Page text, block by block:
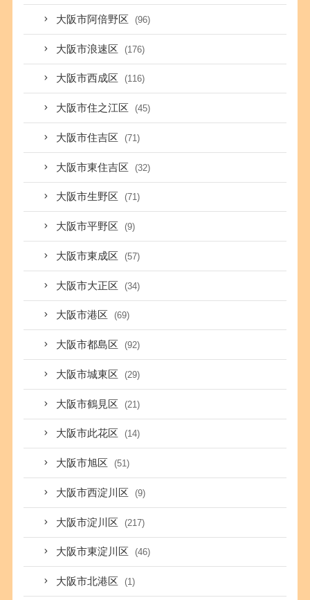
大阪市阿倍野区 (96)
大阪市浪速区 (176)
大阪市西成区 (116)
大阪市住之江区 (45)
大阪市住吉区 (71)
大阪市東住吉区 (32)
大阪市生野区 (71)
大阪市平野区 (9)
大阪市東成区 (57)
大阪市大正区 (34)
大阪市港区 (69)
大阪市都島区 (92)
大阪市城東区 (29)
大阪市鶴見区 (21)
大阪市此花区 (14)
大阪市旭区 (51)
大阪市西淀川区 (9)
大阪市淀川区 (217)
大阪市東淀川区 (46)
大阪市北港区 (1)